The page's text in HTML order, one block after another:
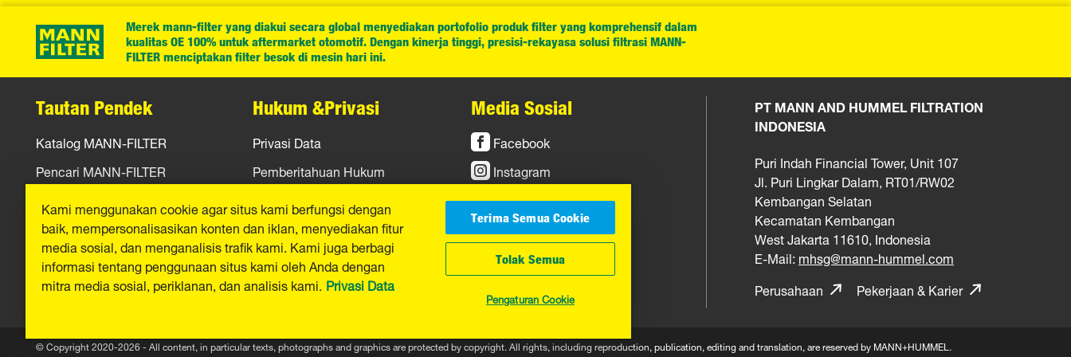
Merek mann-filter yang diakui secara global menyediakan portofolio produk filter yang komprehensif dalam
kualitas OE 100% untuk aftermarket otomotif. Dengan kinerja tinggi, presisi-rekayasa solusi filtrasi MANN-
FILTER menciptakan filter besok di mesin hari ini.
Tautan Pendek
Katalog MANN-FILTER
Pencari MANN-FILTER
Peras
Kontak
Hukum &Privasi
Privasi Data
Pemberitahuan Hukum
Jejak
Media Sosial
Facebook
Instagram
YouTube
PT MANN AND HUMMEL FILTRATION
INDONESIA
Puri Indah Financial Tower, Unit 107
Jl. Puri Lingkar Dalam, RT01/RW02
Kembangan Selatan
Kecamatan Kembangan
West Jakarta 11610, Indonesia
E-Mail: mhsg@mann-hummel.com
Perusahaan
Pekerjaan & Karier
© Copyright 2020-2026 - All content, in particular texts, photographs and graphics are protected by copyright. All rights, including reproduction, publication, editing and translation, are reserved by MANN+HUMMEL.
Kami menggunakan cookie agar situs kami berfungsi dengan
baik, mempersonalisasikan konten dan iklan, menyediakan fitur
media sosial, dan menganalisis trafik kami. Kami juga berbagi
informasi tentang penggunaan situs kami oleh Anda dengan
mitra media sosial, periklanan, dan analisis kami. Privasi Data
Terima Semua Cookie
Tolak Semua
Pengaturan Cookie